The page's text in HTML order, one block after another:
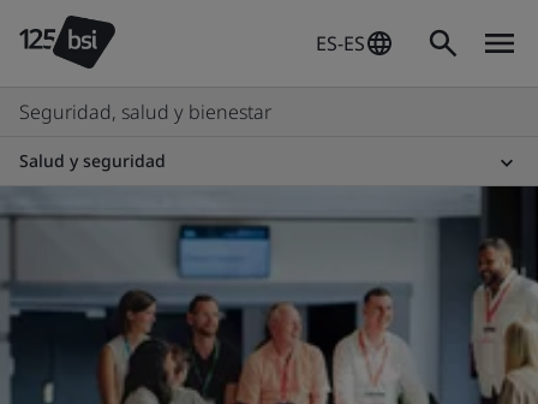
ES-ES
Seguridad, salud y bienestar
Salud y seguridad